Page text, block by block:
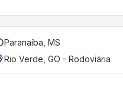
Paranaíba, MS
Rio Verde, GO - Rodoviária